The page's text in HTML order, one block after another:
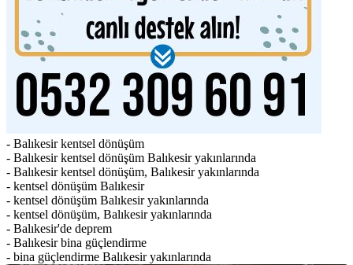
- Balıkesir kentsel dönüşüm
- Balıkesir kentsel dönüşüm Balıkesir yakınlarında
- Balıkesir kentsel dönüşüm, Balıkesir yakınlarında
- kentsel dönüşüm Balıkesir
- kentsel dönüşüm Balıkesir yakınlarında
- kentsel dönüşüm, Balıkesir yakınlarında
- Balıkesir'de deprem
- Balıkesir bina güçlendirme
- bina güçlendirme Balıkesir yakınlarında